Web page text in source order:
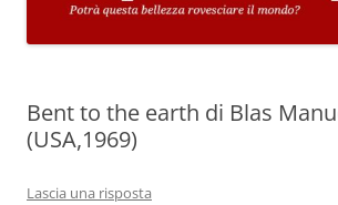
Bent to the earth di Blas
(USA,1969)
Lascia una risposta